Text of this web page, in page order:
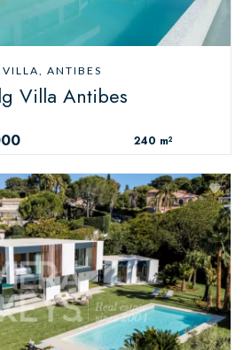
VILLA, ANTIBES
Villa Antibes
240 m²